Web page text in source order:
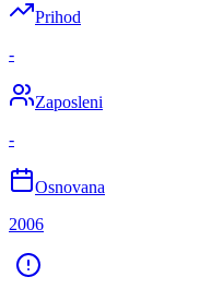
Prihod
-
Zaposleni
-
Osnovana
2006